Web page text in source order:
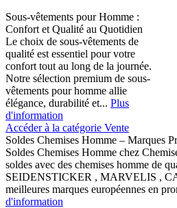
Sous-vêtements pour Homme :
Confort et Qualité au Quotidien
Le choix de sous-vêtements de
qualité est essentiel pour votre
confort tout au long de la journée.
Notre sélection premium de sous-
vêtements pour homme allie
élégance, durabilité et... Plus
d'information
Accéder à la catégorie Vente
Soldes Chemises Homme – Marques
Soldes Chemises Homme chez
soldes avec des chemises homme de
SEIDENSTICKER , MARVELIS ,
meilleures marques européennes en
d'information